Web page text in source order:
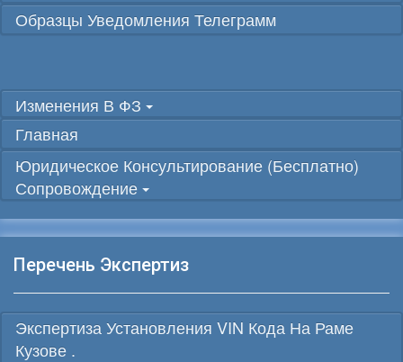
Образцы Уведомления Телеграмм
Изменения В ФЗ
Главная
Юридическое Консультирование (бесплатно)
Сопровождение
Перечень Экспертиз
Экспертиза Установления VIN Кода На Раме
Кузове .